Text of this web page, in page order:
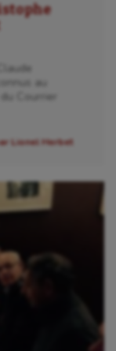
au
Courrier
Lionel Herbet